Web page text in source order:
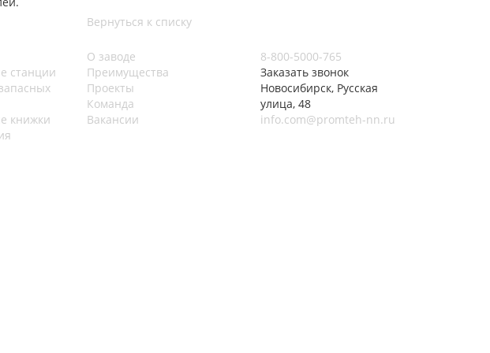
Вернуться к списку
станции
книжки
О заводе
Преимущества
Проекты
Команда
Вакансии
8-800-5000-765
Заказать звонок
Новосибирск, Русская
улица, 48
info.com@promteh-nn.ru